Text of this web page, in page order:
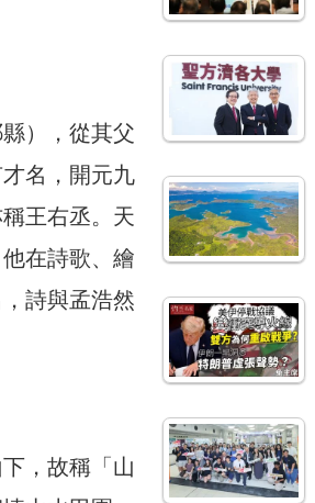
），從其父
名，開元九
王右丞。天
在詩歌、繪
詩與孟浩然
，故稱「山